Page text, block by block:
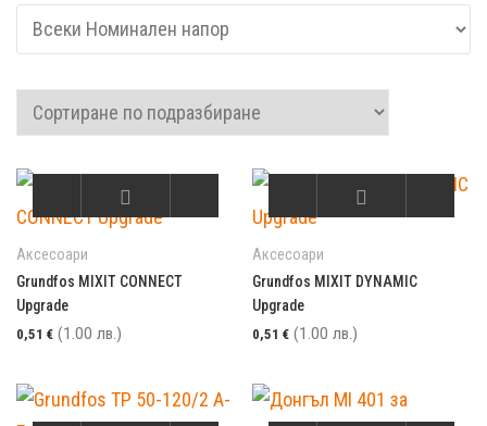
Аксесоари
Grundfos MIXIT CONNECT
Upgrade
0,51 € (1.00 лв.)
Аксесоари
Grundfos MIXIT DYNAMIC
Upgrade
0,51€ (1.00 лв.)